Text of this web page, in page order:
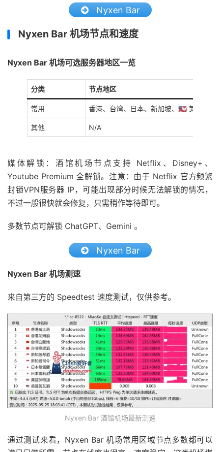
Nyxen Bar
Nyxen Bar 机场节点和速度
Nyxen Bar 机场可选服务器地区一览
分类 节点地区
常用 香港、台湾、日本、新加坡、🇺🇸 美国
其他 N/A
媒体解锁：酒馆机场节点支持 Netflix、Disney+、
Youtube Premium 全解锁。注意：由于 Netflix 官方频繁
封锁VPN服务器 IP，可能出现部分时候无法解锁的情况，
不过一般很快就会修复，只需稍作等待即可。
多数节点可解锁 ChatGPT、Gemini 。
Nyxen Bar
Nyxen Bar 机场测速
来自第三方的 Speedtest 速度测试，仅供参考。
Nyxen Bar 酒馆机场最新测速
通过测试来看，Nyxen Bar 机场常用区域节点多数都可以